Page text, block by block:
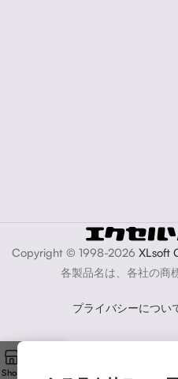
Copyright © 1998-2026 XLsoft
各製品名は、各社の商
プライバシーについ
Shop